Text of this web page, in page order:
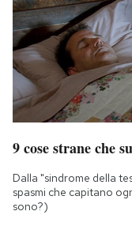
9 cose strane che
Dalla "sindrome della
spasmi che capitano
sono?)